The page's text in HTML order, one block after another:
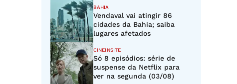
BAHIA
Vendaval vai atingir 86
cidades da Bahia; saiba
lugares afetados
CINEINSITE
Só 8 episódios: série de
suspense da Netflix para
ver na segunda (03/08)